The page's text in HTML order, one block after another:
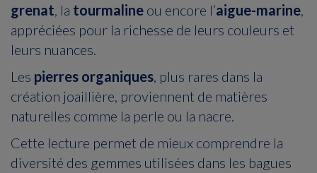
grenat, la tourmaline ou encore l’aigue-marine,
appréciées pour la richesse de leurs couleurs et
leurs nuances.
Les pierres organiques, plus rares dans la
création joaillière, proviennent de matières
naturelles comme la perle ou la nacre.
Cette lecture permet de mieux comprendre la
diversité des gemmes utilisées dans les bagues